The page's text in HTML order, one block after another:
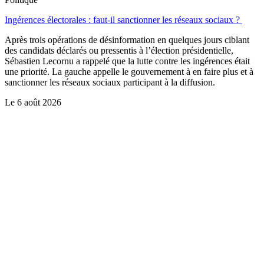
Ingérences électorales : faut-il sanctionner les réseaux sociaux ?
Après trois opérations de désinformation en quelques jours ciblant
des candidats déclarés ou pressentis à l’élection présidentielle,
Sébastien Lecornu a rappelé que la lutte contre les ingérences était
une priorité. La gauche appelle le gouvernement à en faire plus et à
sanctionner les réseaux sociaux participant à la diffusion.
Le 6 août 2026